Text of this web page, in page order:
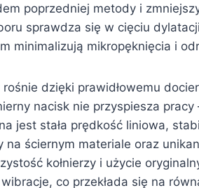
poprzedniej metody i
sprawdza się w cięciu
minimalizują mikropęknięcia i
dzięki prawidłowemu
nacisk nie przyspiesza
jest stała prędkość liniowa,
na ściernym materiale oraz
kołnierzy i użycie
co przekłada się na